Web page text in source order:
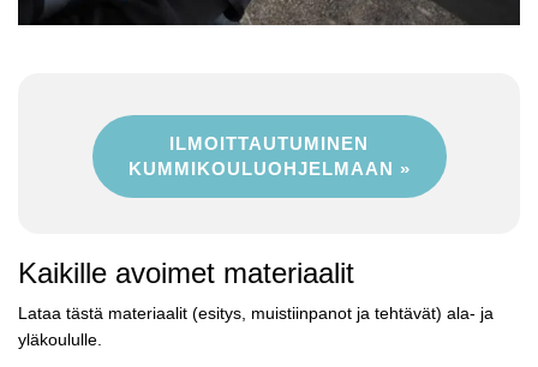
ILMOITTAUTUMINEN
KUMMIKOULUOHJELMAAN »
Kaikille avoimet materiaalit
Lataa tästä materiaalit (esitys, muistiinpanot ja tehtävät) ala- ja
yläkoululle.